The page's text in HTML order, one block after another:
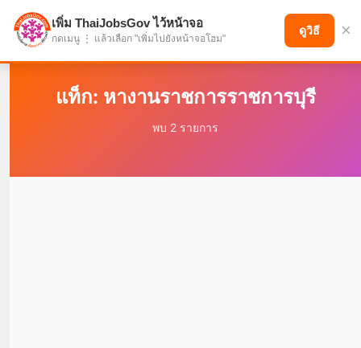
แบ่งปันโอกาส เพื่ออนาคตที่ก้าวหน้า
แท็ก: หางานราชการราชการบุรี
พบ 2 รายการ
เพิ่ม ThaiJobsGov ไว้หน้าจอ
กดเมนู ⋮ แล้วเลือก "เพิ่มไปยังหน้าจอโฮม"
ดูวิธี ×